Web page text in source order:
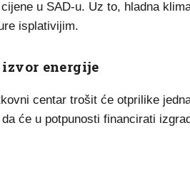
u SAD-u. Uz to, hladna
isplativijim.
energije
centar trošit će otprilike
će u potpunosti financirati